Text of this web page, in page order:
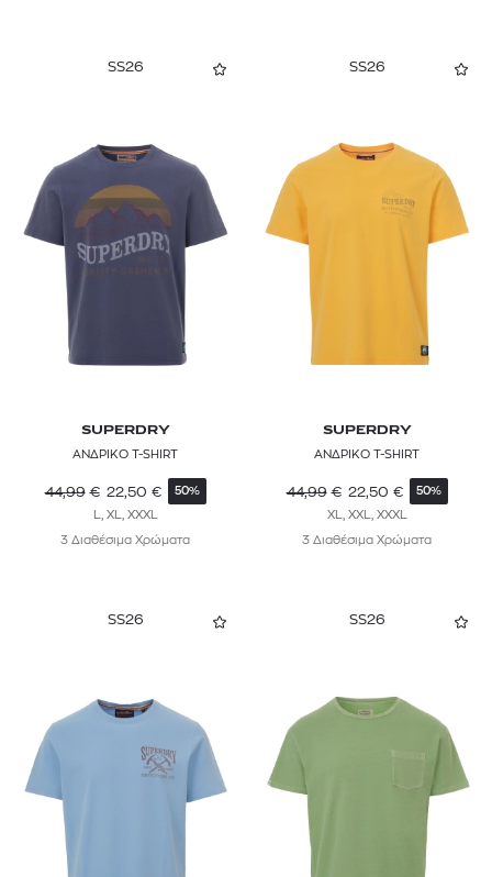
SS26
SUPERDRY
ΑΝΔΡΙΚΟ T-SHIRT
44,99 € 22,50 € 50%
L, XL, XXXL
3 Διαθέσιμα Χρώματα
SS26
SUPERDRY
ΑΝΔΡΙΚΟ T-SHIRT
44,99 € 22,50 € 50%
XL, XXL, XXXL
3 Διαθέσιμα Χρώματα
SS26 SS26